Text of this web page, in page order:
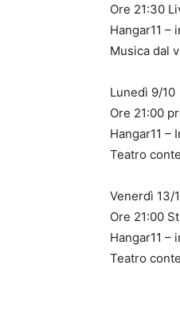
Ore 21:30
Hangar11 –
Musica dal
Lunedì 9/10
Ore 21:00
Hangar11 –
Teatro
Venerdì 13/
Ore 21:00
Hangar11 –
Teatro